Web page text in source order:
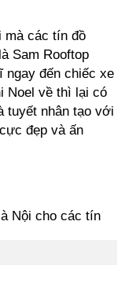
mà các tín đồ
Sam Rooftop
ngay đến chiếc xe
Noel về thì lại có
tuyết nhân tạo với
đẹp và ấn